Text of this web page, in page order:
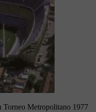
Torneo Metropolitano 1977